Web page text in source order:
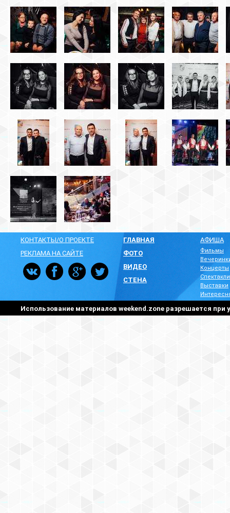
КОНТАКТЫ/О ПРОЕКТЕ
РЕКЛАМА НА САЙТЕ
ГЛАВНАЯ
ФОТО
ВИДЕО
СТЕНА
АФИША
Фильмы
Концерты
Спектакли
Выставки
Использование материалов weekend.zone разрешается